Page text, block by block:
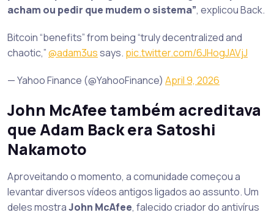
acham ou pedir que mudem o sistema”, explicou Back.
Bitcoin “benefits” from being “truly decentralized and
chaotic,”@adam3ussays. pic.twitter.com/6JHogJAVjJ
— Yahoo Finance (@YahooFinance) April 9, 2026
John McAfee também acreditava
que Adam Back era Satoshi
Nakamoto
Aproveitando o momento, a comunidade começou a
levantar diversos vídeos antigos ligados ao assunto. Um
deles mostraJohn McAfee, falecido criador do antivírus